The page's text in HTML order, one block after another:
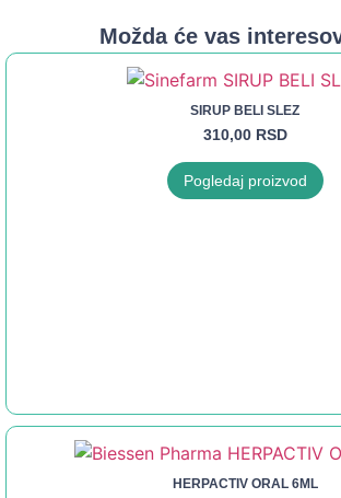
Možda će vas
SIRUP BELI SLEZ
310,00 RSD
Pogledaj proizvod
HERPACTIV ORAL 6ML